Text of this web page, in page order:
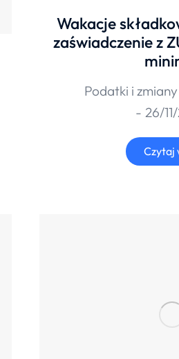
Wakacje
zaświadczenie z
Podatki i
26/
Czytaj